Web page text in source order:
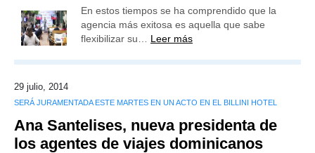
En estos tiempos se ha comprendido que la
agencia más exitosa es aquella que sabe
flexibilizar su… Leer más
29 julio, 2014
SERÁ JURAMENTADA ESTE MARTES EN UN ACTO EN EL BILLINI HOTEL
Ana Santelises, nueva presidenta de
los agentes de viajes dominicanos